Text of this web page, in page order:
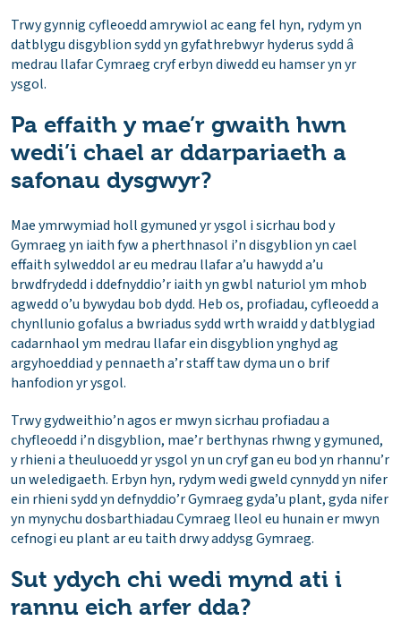
Trwy gynnig cyfleoedd amrywiol ac eang fel hyn, rydym yn
datblygu disgyblion sydd yn gyfathrebwyr hyderus sydd â
medrau llafar Cymraeg cryf erbyn diwedd eu hamser yn yr
ysgol.
Pa effaith y mae’r gwaith hwn
wedi’i chael ar ddarpariaeth a
safonau dysgwyr?
Mae ymrwymiad holl gymuned yr ysgol i sicrhau bod y
Gymraeg yn iaith fyw a pherthnasol i’n disgyblion yn cael
effaith sylweddol ar eu medrau llafar a’u hawydd a’u
brwdfrydedd i ddefnyddio’r iaith yn gwbl naturiol ym mhob
agwedd o’u bywydau bob dydd. Heb os, profiadau, cyfleoedd a
chynllunio gofalus a bwriadus sydd wrth wraidd y datblygiad
cadarnhaol ym medrau llafar ein disgyblion ynghyd ag
argyhoeddiad y pennaeth a’r staff taw dyma un o brif
hanfodion yr ysgol.
Trwy gydweithio’n agos er mwyn sicrhau profiadau a
chyfleoedd i’n disgyblion, mae’r berthynas rhwng y gymuned,
y rhieni a theuluoedd yr ysgol yn un cryf gan eu bod yn rhannu’r
un weledigaeth. Erbyn hyn, rydym wedi gweld cynnydd yn nifer
ein rhieni sydd yn defnyddio’r Gymraeg gyda’u plant, gyda nifer
yn mynychu dosbarthiadau Cymraeg lleol eu hunain er mwyn
cefnogi eu plant ar eu taith drwy addysg Gymraeg.
Sut ydych chi wedi mynd ati i
rannu eich arfer dda?